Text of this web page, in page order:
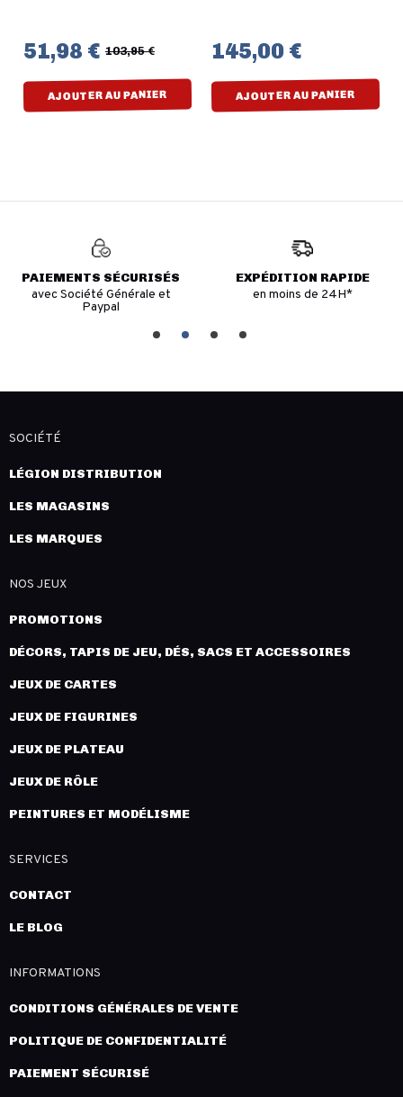
51,98 € 103,95 €
AJOUTER AU PANIER
145,00 €
AJOUTER AU PANIER
PAIEMENTS SÉCURISÉS
avec Société Générale et
Paypal
EXPÉDITION RAPIDE
en moins de 24H*
SOCIÉTÉ
LÉGION DISTRIBUTION
LES MAGASINS
LES MARQUES
NOS JEUX
PROMOTIONS
DÉCORS, TAPIS DE JEU, DÉS, SACS ET ACCESSOIRES
JEUX DE CARTES
JEUX DE FIGURINES
JEUX DE PLATEAU
JEUX DE RÔLE
PEINTURES ET MODÉLISME
SERVICES
CONTACT
LE BLOG
INFORMATIONS
CONDITIONS GÉNÉRALES DE VENTE
POLITIQUE DE CONFIDENTIALITÉ
PAIEMENT SÉCURISÉ